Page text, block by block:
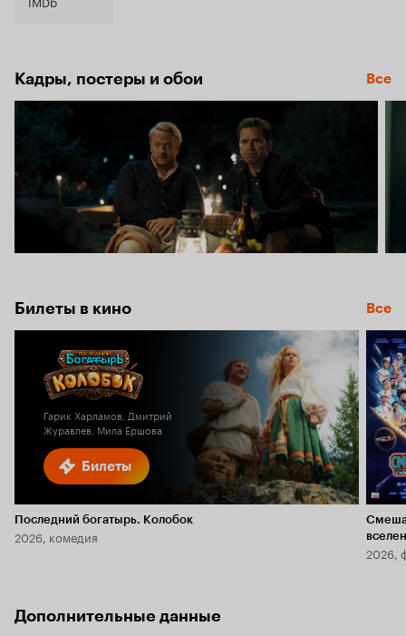
Кадры, постеры и обои Все
Билеты в кино Все
Билеты
Гарик Харламов, Дмитрий
Журавлев, Мила Ершова
Последний богатырь. Колобок
2026, комедия
2026,
Дополнительные данные